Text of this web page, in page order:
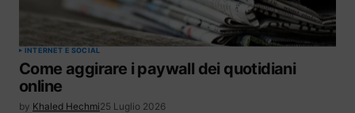
INTERNET E SOCIAL
Come aggirare i paywall dei quotidiani
online
by Khaled Hechmi25 Luglio 2026